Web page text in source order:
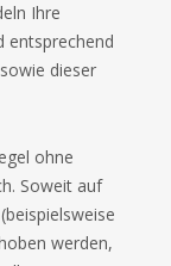
Ihre
entsprechend
dieser
ohne
Soweit auf
werden,